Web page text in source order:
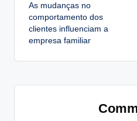
navigation
As mudanças no
comportamento dos
clientes influenciam a
empresa familiar